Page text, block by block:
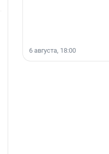
6 августа, 18:00